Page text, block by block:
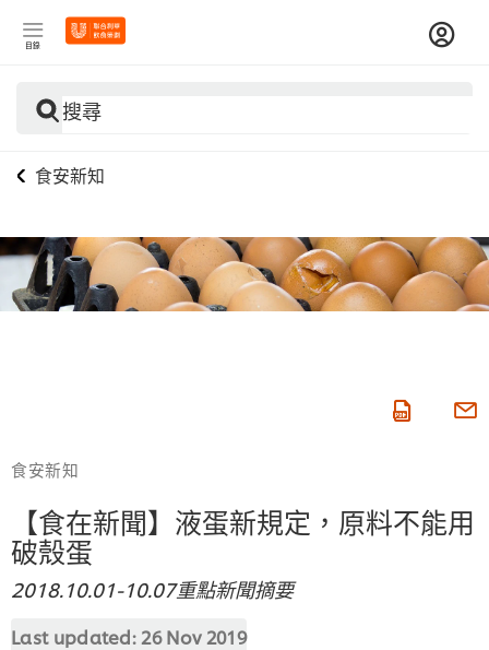
目錄
搜尋
食安新知
食安新知
【食在新聞】液蛋新規定，原料不能用
破殼蛋
2018.10.01-10.07重點新聞摘要
Last updated: 26 Nov 2019